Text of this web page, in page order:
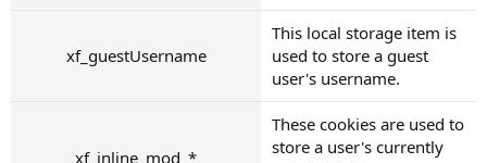
xf_guestUsername
This local storage item is
used to store a guest
user's username.
xf_inline_mod_*
These cookies are used to
store a user's currently